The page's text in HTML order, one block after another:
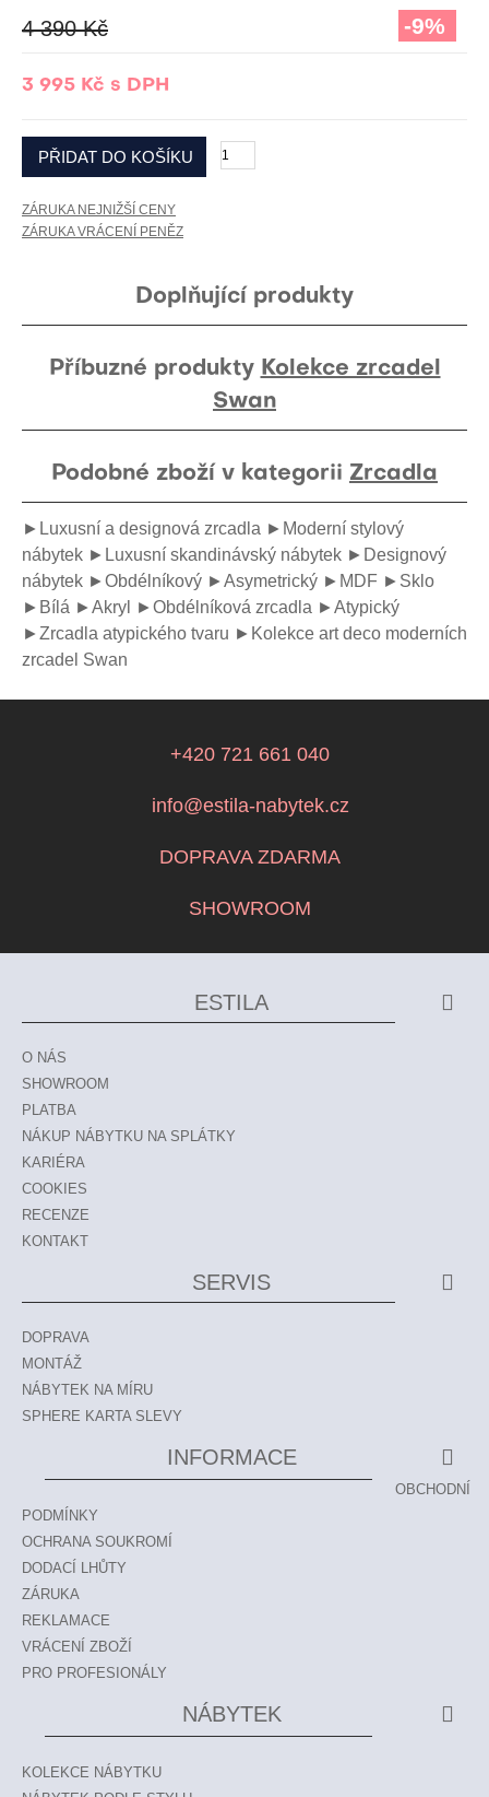
-9%
3 995 Kč s DPH
4 390 Kč
ZÁRUKA NEJNIŽŠÍ CENY
ZÁRUKA VRÁCENÍ PENĚZ
Doplňující produkty
Příbuzné produkty Kolekce zrcadel
Swan
Podobné zboží v kategorii Zrcadla
►Luxusní a designová zrcadla ►Moderní stylový
nábytek ►Luxusní skandinávský nábytek ►Designový
nábytek ►Obdélníkový ►Asymetrický ►MDF ►Sklo
►Bílá ►Akryl ►Obdélníková zrcadla ►Atypický
►Zrcadla atypického tvaru ►Kolekce art deco moderních
zrcadel Swan
+420 721 661 040
info@estila-nabytek.cz
DOPRAVA ZDARMA
SHOWROOM
ESTILA
O NÁS
SHOWROOM
PLATBA
NÁKUP NÁBYTKU NA SPLÁTKY
KARIÉRA
COOKIES
RECENZE
KONTAKT
SERVIS
DOPRAVA
MONTÁŽ
NÁBYTEK NA MÍRU
SPHERE KARTA SLEVY
INFORMACE
OBCHODNÍ
PODMÍNKY
OCHRANA SOUKROMÍ
DODACÍ LHŮTY
ZÁRUKA
REKLAMACE
VRÁCENÍ ZBOŽÍ
PRO PROFESIONÁLY
NÁBYTEK
KOLEKCE NÁBYTKU